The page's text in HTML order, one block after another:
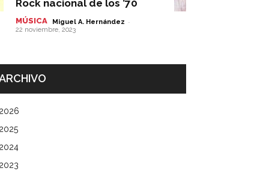
Rock nacional de los ’70
MÚSICA Miguel A. Hernández -
22 noviembre, 2023